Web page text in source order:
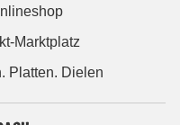
Marktplatz
Platten. Dielen